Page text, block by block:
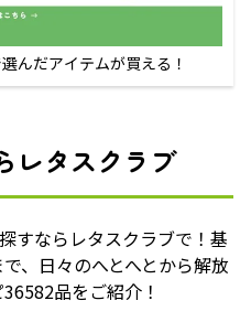
んだアイテムが買える！
レタスクラブ
すならレタスクラブで！基
、日々のへとへとから解放
品をご紹介！